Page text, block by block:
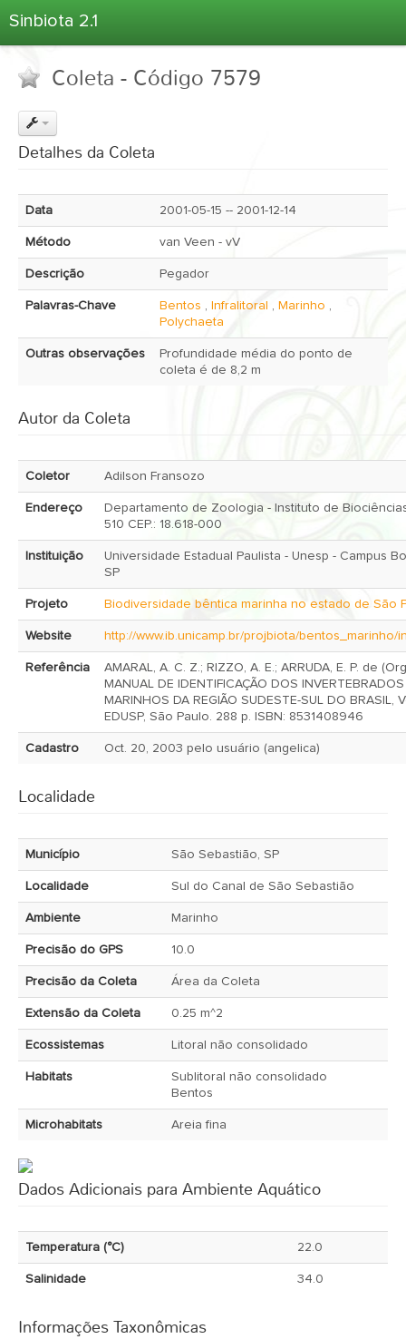
Sinbiota 2.1
Informações Ambientais
Coletas
Atlas 2.1
Estatísticas
Sobre o Sinbiota
Coleta - Código 7579
Detalhes da Coleta
Data 2001-05-15 -- 2001-12-14
Método van Veen - vV
Descrição Pegador
Palavras-Chave Bentos , Infralitoral , Marinho ,
Polychaeta
Outras observações
Profundidade média do ponto de
coleta é de 8,2 m
Autor da Coleta
Coletor Adilson Fransozo
Endereço
Departamento de Zoologia - Instituto de
510 CEP.: 18.618-000
Instituição
Universidade Estadual Paulista - Unesp - Campus Botucatu,
SP
Projeto Biodiversidade bêntica marinha no estado de São
Website http://www.ib.unicamp.br/projbiota/bentos_marinho/
Referência
AMARAL, A. C. Z.; RIZZO, A. E.; ARRUDA, E. P. de
MANUAL DE IDENTIFICAÇÃO DOS INVERTEBRADOS
MARINHOS DA REGIÃO SUDESTE-SUL DO BRASIL,
EDUSP, São Paulo. 288 p. ISBN: 8531408946
Cadastro Oct. 20, 2003 pelo usuário (angelica)
Localidade
Município São Sebastião, SP
Localidade Sul do Canal de São Sebastião
Ambiente Marinho
Precisão do GPS 10.0
Precisão da Coleta Área da Coleta
Extensão da Coleta 0.25 m^2
Ecossistemas Litoral não consolidado
Habitats
Sublitoral não consolidado
Bentos
Microhabitats Areia fina
Dados Adicionais para Ambiente Aquático
Temperatura (°C) 22.0
Salinidade 34.0
Informações Taxonômicas